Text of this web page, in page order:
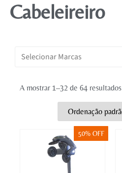
Unhas
Cabeleireiro
Selecionar Marcas
A mostrar 1–32 de 64 resultados
50% OFF